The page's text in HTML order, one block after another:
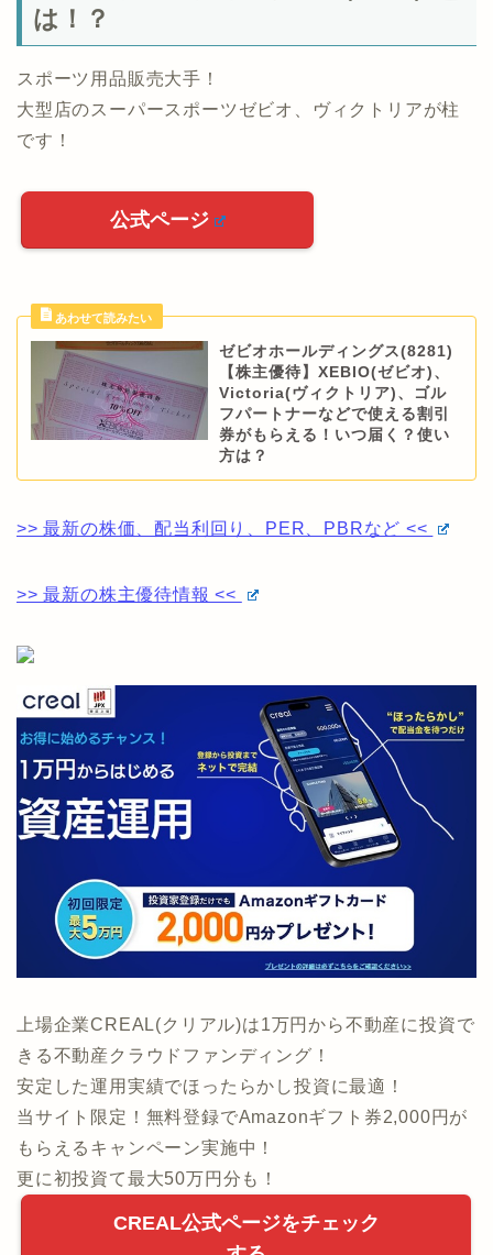
は！？
スポーツ用品販売大手！
大型店のスーパースポーツゼビオ、ヴィクトリアが柱
です！
公式ページ
ゼビオホールディングス(8281)
【株主優待】XEBIO(ゼビオ)、
Victoria(ヴィクトリア)、ゴル
フパートナーなどで使える割引
券がもらえる！いつ届く？使い
方は？
>> 最新の株価、配当利回り、PER、PBRなど <<
>> 最新の株主優待情報 <<
上場企業CREAL(クリアル)は1万円から不動産に投資で
きる不動産クラウドファンディング！
安定した運用実績でほったらかし投資に最適！
当サイト限定！無料登録でAmazonギフト券2,000円が
もらえるキャンペーン実施中！
更に初投資て最大50万円分も！
CREAL公式ページをチェック